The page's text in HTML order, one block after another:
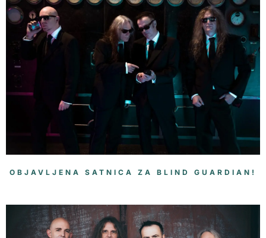
OBJAVLJENA SATNICA ZA BLIND GUARDIAN!